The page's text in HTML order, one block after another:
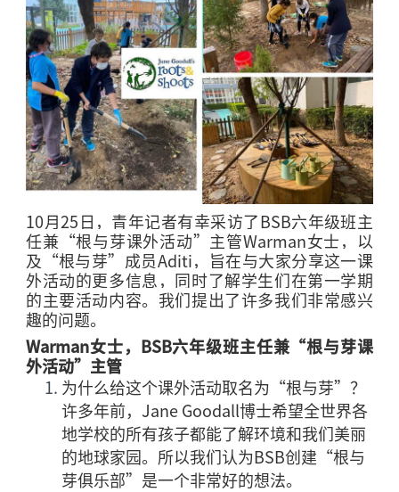
10月25日，青年记者有幸采访了BSB六年级班主
任兼“根与芽课外活动”主管Warman女士，以
及“根与芽”成员Aditi，旨在与大家分享这一课
外活动的更多信息，同时了解学生们在第一学期
的主要活动内容。我们提出了许多我们非常感兴
趣的问题。
Warman女士， BSB六年级班主任兼“根与芽课
外活动”主管
为什么给这个课外活动取名为“根与芽”？
许多年前， Jane Goodall博士希望全世界各
地学校的所有孩子都能了解环境和我们美丽
的地球家园。所以我们认为BSB创建“根与
芽俱乐部”是一个非常好的想法。